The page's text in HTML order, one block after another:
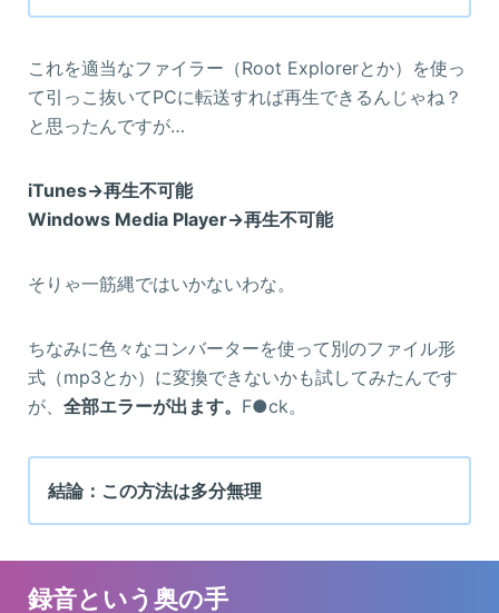
これを適当なファイラー（Root Explorerとか）を使っ
て引っこ抜いてPCに転送すれば再生できるんじゃね？
と思ったんですが…
iTunes→再生不可能
Windows Media Player→再生不可能
そりゃ一筋縄ではいかないわな。
ちなみに色々なコンバーターを使って別のファイル形
式（mp3とか）に変換できないかも試してみたんです
が、 全部エラーが出ます。 F●ck。
結論：この方法は多分無理
録音という奥の手